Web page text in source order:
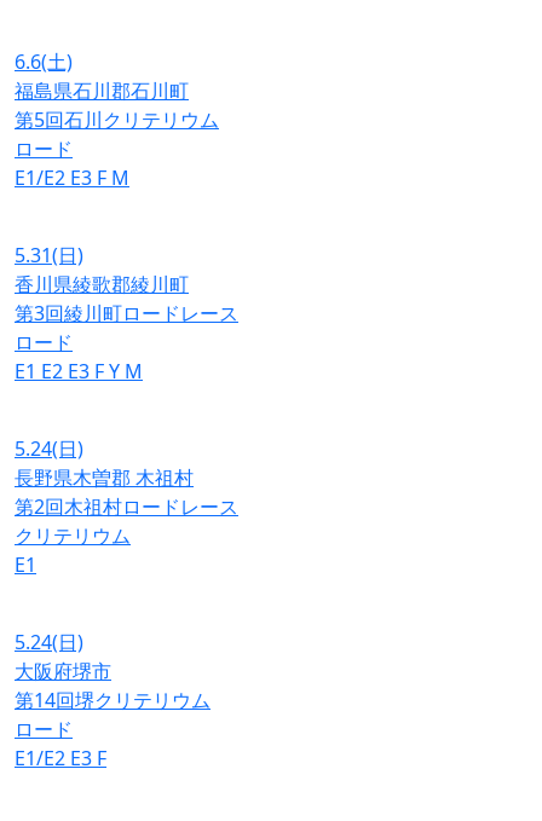
6.6(土)
福島県石川郡石川町
第5回石川クリテリウム
ロード
E1/E2 E3 F M
5.31(日)
香川県綾歌郡綾川町
第3回綾川町ロードレース
ロード
E1 E2 E3 FY M
5.24(日)
長野県木曽郡 木祖村
第2回木祖村ロードレース
クリテリウム
E1
5.24(日)
大阪府堺市
第14回堺クリテリウム
ロード
E1/E2 E3 F